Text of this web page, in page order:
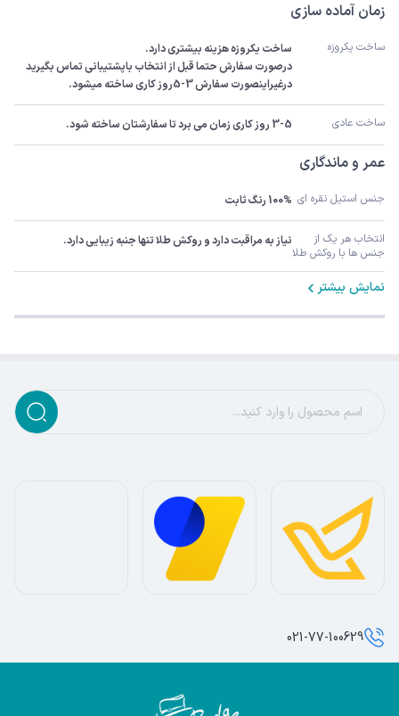
زمان آماده سازی
ساخت یکروزه
درغیراینصورت سفارش 3-5روز کاری ساخته میشود.
ساخت عادی 3-5 روز کاری زمان می برد تا سفارشتان ساخته شود.
عمر و ماندگاری
جنس استیل نقره ای 100% رنگ ثابت
جنس ها با روکش طلا
نیاز به مراقبت دارد و روکش طلا تنها جنبه زیبایی دارد.
نمایش بیشتر
021-77-100629